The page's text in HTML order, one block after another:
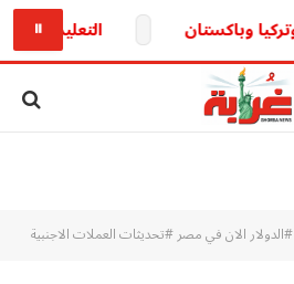
التعليم تكشف.. حقيقة تأجيل
⏸
#الدولار الان في مصر #تحديثات العملات الاجنبية